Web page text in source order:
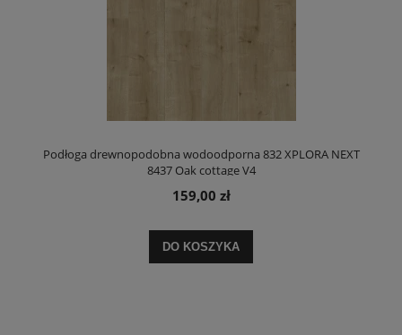
Podłoga drewnopodobna wodoodporna 832 XPLORA NEXT
8437 Oak cottage V4
159,00 zł
DO KOSZYKA